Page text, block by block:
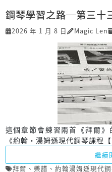
鋼琴學習之路─第三十
2026 年 1 月 8 日 Magic Len
這個章節會練習兩首《拜爾
《約翰‧湯姆遜現代鋼琴課程
繼續
拜爾 、 樂譜 、 約翰湯姆遜現代